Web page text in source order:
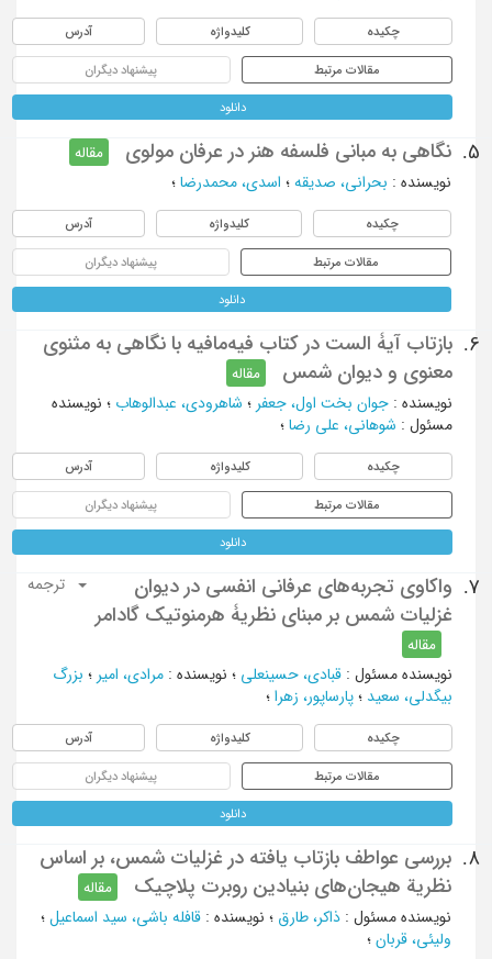
چکیده کلیدواژه آدرس
مقالات مرتبط پیشنهاد دیگران
دانلود
5. نگاهی به مبانی فلسفه هنر در عرفان مولوی
مقاله
نویسنده: بحرانی، صدیقه؛ اسدی، محمدرضا؛
چکیده کلیدواژه آدرس
مقالات مرتبط پیشنهاد دیگران
دانلود
6.
بازتاب آیۀ الست در کتاب فیه‌مافیه با نگاهی به مثنوی
‌معنوی و دیوان شمس
مقاله
نویسنده: جوان ‌بخت اول، جعفر؛ شاهرودی، عبدالوهاب؛ نویسنده
مسئول : شوهانی، علی رضا؛
چکیده کلیدواژه آدرس
مقالات مرتبط پیشنهاد دیگران
دانلود
7.
واکاوی تجربه‌های عرفانی انفسی در دیوان
غزلیات شمس بر مبنای نظریۀ هرمنوتیک گادامر
مقاله
ترجمه
نویسنده مسئول : قبادی، حسینعلی ؛ نویسنده: مرادی، امیر؛ بزرگ
بیگدلی، سعید؛ پارساپور، زهرا ؛
چکیده کلیدواژه آدرس
مقالات مرتبط پیشنهاد دیگران
دانلود
8.
بررسی عواطف بازتاب یافته در غزلیات شمس، بر اساس
نظریة هیجان‌های بنیادین روبرت پلاچیک
مقاله
نویسنده مسئول : ذاکر، طارق؛ نویسنده: قافله باشی، سید اسماعیل ؛
ولیئی، قربان؛